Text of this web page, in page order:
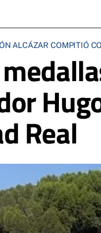
ALCÁZAR COMPITIÓ
Real